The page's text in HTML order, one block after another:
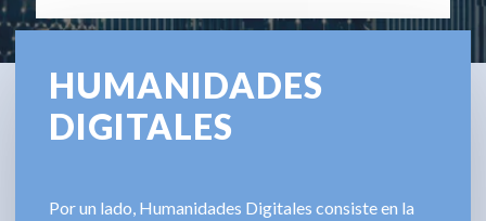
HUMANIDADES
DIGITALES
Por un lado, Humanidades Digitales consiste en la